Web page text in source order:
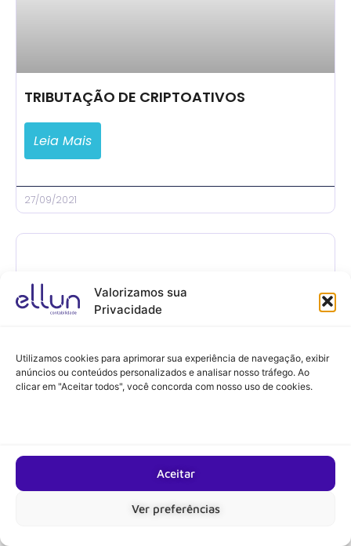
Valorizamos sua
Privacidade
Utilizamos cookies para aprimorar sua experiência de navegação, exibir
anúncios ou conteúdos personalizados e analisar nosso tráfego. Ao
clicar em "Aceitar todos", você concorda com nosso uso de cookies.
Aceitar
Ver preferências
TRIBUTAÇÃO DE CRIPTOATIVOS
Leia Mais
27/09/2021
Leia Mais